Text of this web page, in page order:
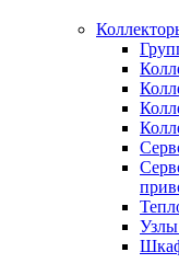
Узлы